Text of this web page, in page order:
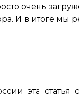
очень
И в итоге мы
эта статья